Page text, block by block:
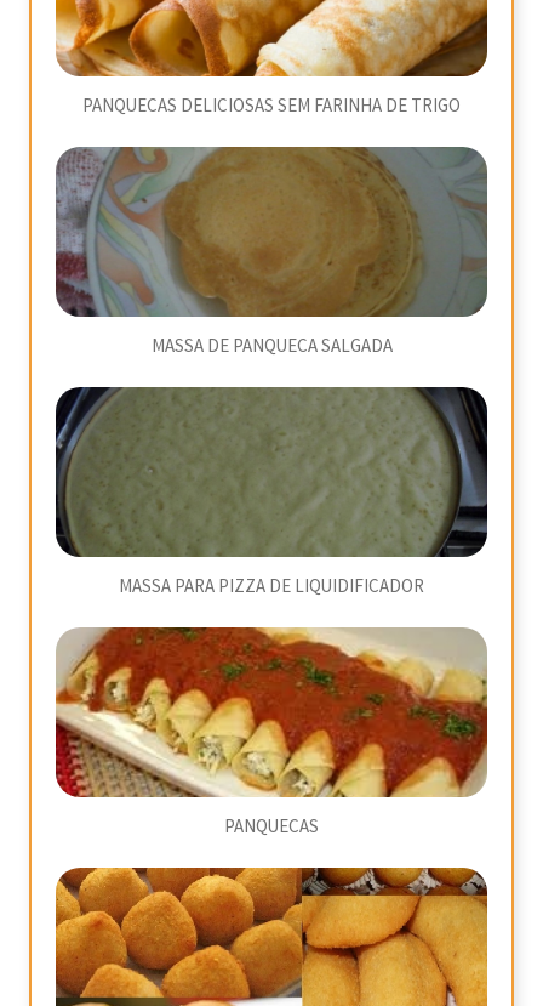
PANQUECAS DELICIOSAS SEM FARINHA DE TRIGO
MASSA DE PANQUECA SALGADA
MASSA PARA PIZZA DE LIQUIDIFICADOR
PANQUECAS